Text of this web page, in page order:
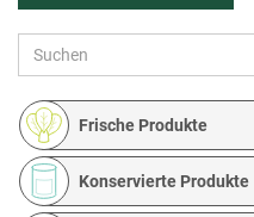
Frische Produkte
Konservierte Produkte